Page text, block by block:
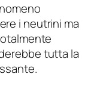
i neutrini ma
tutta la